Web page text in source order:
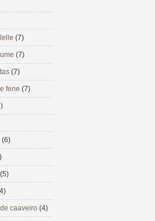
(7)
(7)
(7)
fene (7)
(6)
(5)
caaveiro (4)